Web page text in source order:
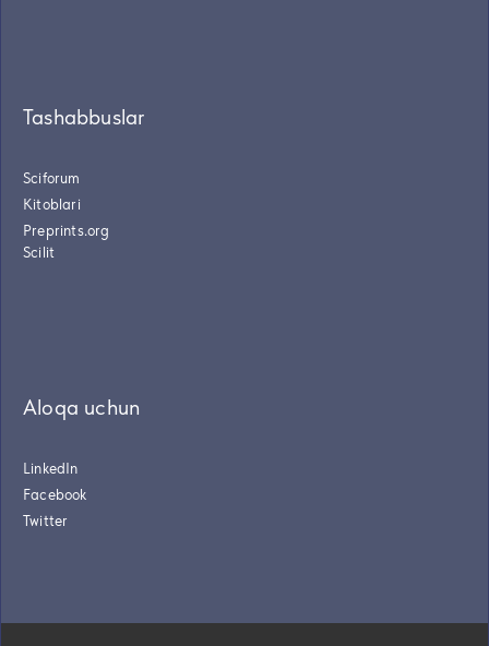
Tashabbuslar
Sciforum
Kitoblari
Preprints.org
Scilit
Aloqa uchun
LinkedIn
Facebook
Twitter